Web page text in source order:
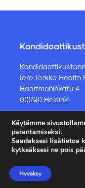
(c/o Terkko Health
Haartmaninkatu 4
00290 Helsinki
Kirjakauppa ja
Käytämme
parantamiseksi.
Saadaksesi lisätietoa
kytkeäksesi ne pois
Hyväksy